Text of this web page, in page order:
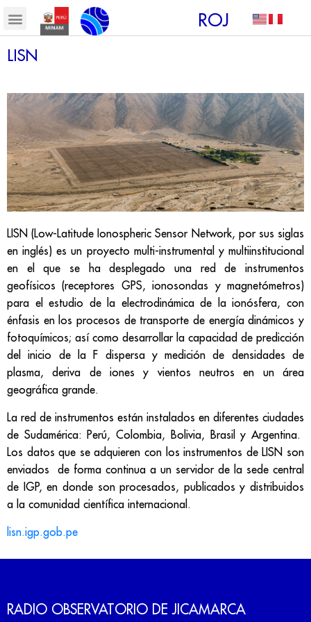
ROJ
LISN
LISN (Low-Latitude Ionospheric Sensor Network, por sus siglas
en inglés) es un proyecto multi-instrumental y multiinstitucional
en el que se ha desplegado una red de instrumentos
geofísicos (receptores GPS, ionosondas y magnetómetros)
para el estudio de la electrodinámica de la ionósfera, con
énfasis en los procesos de transporte de energía dinámicos y
fotoquímicos; así como desarrollar la capacidad de predicción
del inicio de la F dispersa y medición de densidades de
plasma, deriva de iones y vientos neutros en un área
geográfica grande.
La red de instrumentos están instalados en diferentes ciudades
de Sudamérica: Perú, Colombia, Bolivia, Brasil y Argentina.
Los datos que se adquieren con los instrumentos de LISN son
enviados de forma continua a un servidor de la sede central
de IGP, en donde son procesados, publicados y distribuidos
a la comunidad científica internacional.
lisn.igp.gob.pe
RADIO OBSERVATORIO DE JICAMARCA